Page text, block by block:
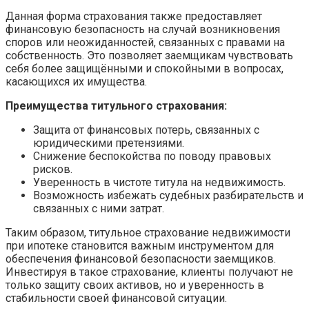
Данная форма страхования также предоставляет
финансовую безопасность на случай возникновения
споров или неожиданностей, связанных с правами на
собственность. Это позволяет заемщикам чувствовать
себя более защищёнными и спокойными в вопросах,
касающихся их имущества.
Преимущества титульного страхования:
Защита от финансовых потерь, связанных с
юридическими претензиями.
Снижение беспокойства по поводу правовых
рисков.
Уверенность в чистоте титула на недвижимость.
Возможность избежать судебных разбирательств и
связанных с ними затрат.
Таким образом, титульное страхование недвижимости
при ипотеке становится важным инструментом для
обеспечения финансовой безопасности заемщиков.
Инвестируя в такое страхование, клиенты получают не
только защиту своих активов, но и уверенность в
стабильности своей финансовой ситуации.